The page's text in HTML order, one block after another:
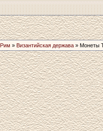
» Византийская держава » Монеты